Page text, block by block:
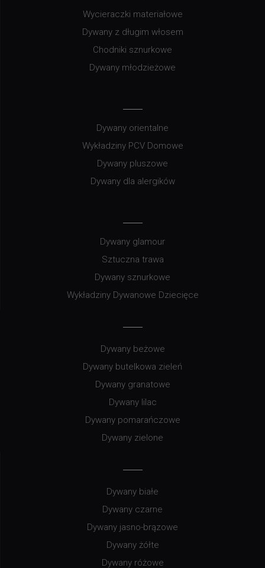
Wycieraczki materiałowe
Dywany z długim włosem
Chodniki sznurkowe
Dywany młodzieżowe
Dywany orientalne
Wykładziny PCV Domowe
Dywany pluszowe
Dywany dla alergików
Dywany glamour
Sztuczna trawa
Dywany sznurkowe
Wykładziny Dywanowe Dziecięce
Dywany beżowe
Dywany butelkowa zieleń
Dywany granatowe
Dywany lilac
Dywany pomarańczowe
Dywany zielone
Dywany białe
Dywany czarne
Dywany jasno-brązowe
Dywany żółte
Dywany różowe